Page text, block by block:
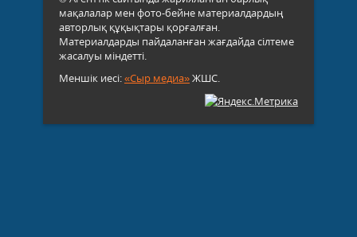
мақалалар мен фото-бейне материалдардың
авторлық құқықтары қорғалған.
Материалдарды пайдаланған жағдайда сілтеме
жасалуы міндетті.
Меншік иесі:«Сыр медиа»ЖШС.